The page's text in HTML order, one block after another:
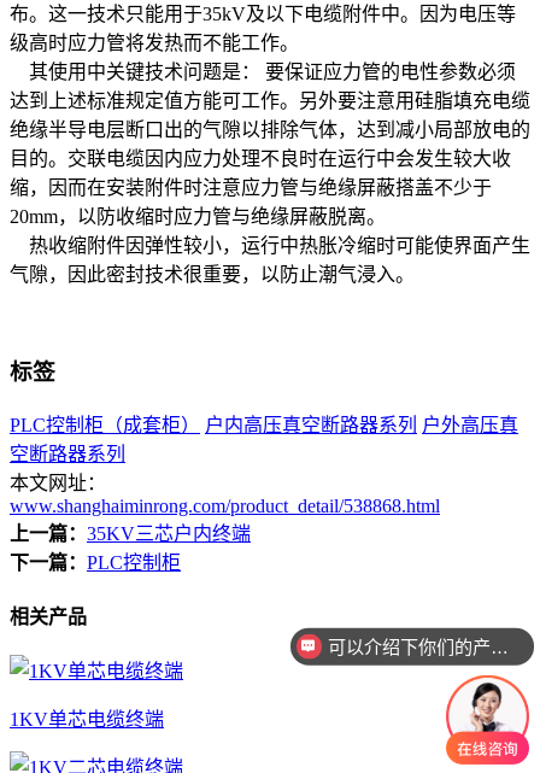
布。这一技术只能用于35kV及以下电缆附件中。因为电压等
级高时应力管将发热而不能工作。
其使用中关键技术问题是： 要保证应力管的电性参数必须
达到上述标准规定值方能可工作。另外要注意用硅脂填充电缆
绝缘半导电层断口出的气隙以排除气体，达到减小局部放电的
目的。交联电缆因内应力处理不良时在运行中会发生较大收
缩，因而在安装附件时注意应力管与绝缘屏蔽搭盖不少于
20mm，以防收缩时应力管与绝缘屏蔽脱离。
热收缩附件因弹性较小，运行中热胀冷缩时可能使界面产生
气隙，因此密封技术很重要，以防止潮气浸入。
标签
PLC控制柜（成套柜） 户内高压真空断路器系列 户外高压真
空断路器系列
本文网址：
www.shanghaiminrong.com/product_detail/538868.html
上一篇： 35KV三芯户内终端
下一篇： PLC控制柜
相关产品
1KV单芯电缆终端
你们是怎么收费的呢